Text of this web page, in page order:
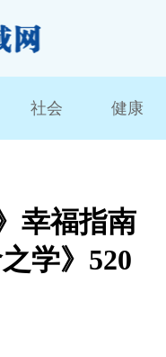
社会 健康
幸福指南
学》520